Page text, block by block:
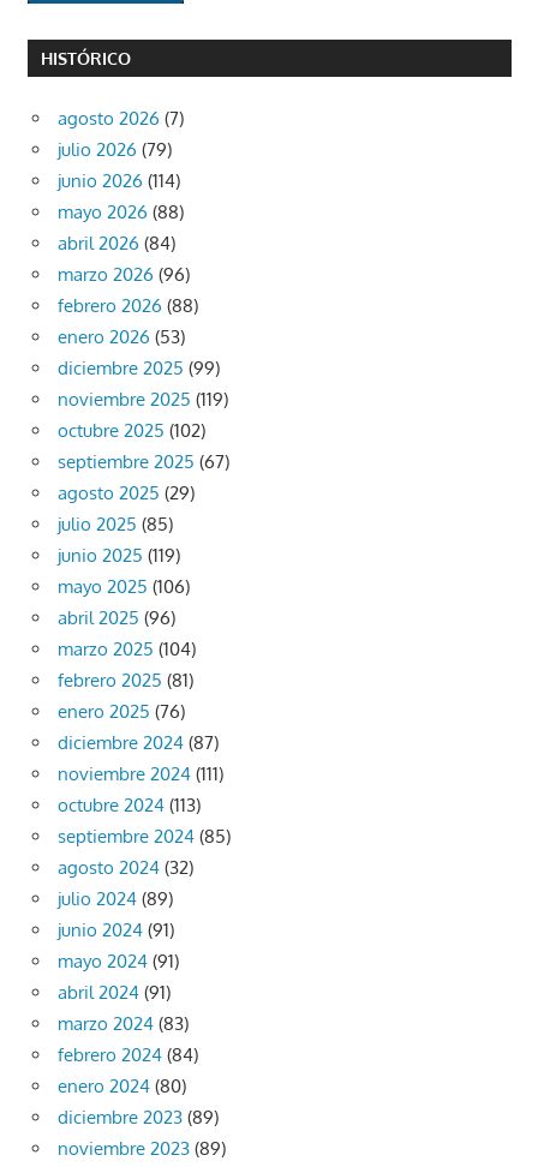
HISTÓRICO
agosto 2026 (7)
julio 2026 (79)
junio 2026 (114)
mayo 2026 (88)
abril 2026 (84)
marzo 2026 (96)
febrero 2026 (88)
enero 2026 (53)
diciembre 2025 (99)
noviembre 2025 (119)
octubre 2025 (102)
septiembre 2025 (67)
agosto 2025 (29)
julio 2025 (85)
junio 2025 (119)
mayo 2025 (106)
abril 2025 (96)
marzo 2025 (104)
febrero 2025 (81)
enero 2025 (76)
diciembre 2024 (87)
noviembre 2024 (111)
octubre 2024 (113)
septiembre 2024 (85)
agosto 2024 (32)
julio 2024 (89)
junio 2024 (91)
mayo 2024 (91)
abril 2024 (91)
marzo 2024 (83)
febrero 2024 (84)
enero 2024 (80)
diciembre 2023 (89)
noviembre 2023 (89)